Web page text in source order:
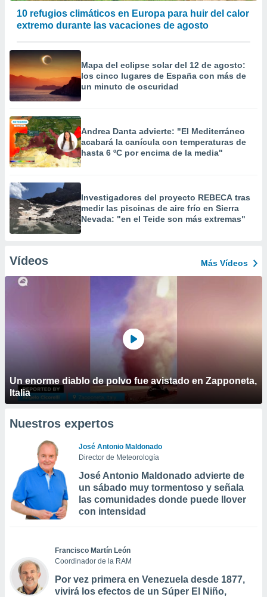
10 refugios climáticos en Europa para huir del calor
extremo durante las vacaciones de agosto
Mapa del eclipse solar del 12 de agosto:
los cinco lugares de España con más de
un minuto de oscuridad
Andrea Danta advierte: "El Mediterráneo
acabará la canícula con temperaturas de
hasta 6 ºC por encima de la media"
Investigadores del proyecto REBECA tras
medir las piscinas de aire frío en Sierra
Nevada: "en el Teide son más extremas"
Vídeos Más Vídeos
Un enorme diablo de polvo fue avistado en Zapponeta,
Italia
Nuestros expertos
José Antonio Maldonado
Director de Meteorología
José Antonio Maldonado advierte de
un sábado muy tormentoso y señala
las comunidades donde puede llover
con intensidad
Francisco Martín León
Coordinador de la RAM
Por vez primera en Venezuela desde 1877,
vivirá los efectos de un Súper El Niño,